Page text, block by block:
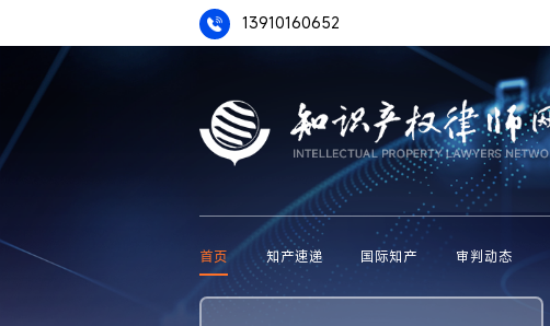
13910160652
首页 知产速递 国际知产 审判动态